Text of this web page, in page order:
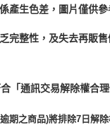
產生色差，圖片僅供
完整性，及失去再販
「通訊交易解除權合
期之商品)將排除7日解